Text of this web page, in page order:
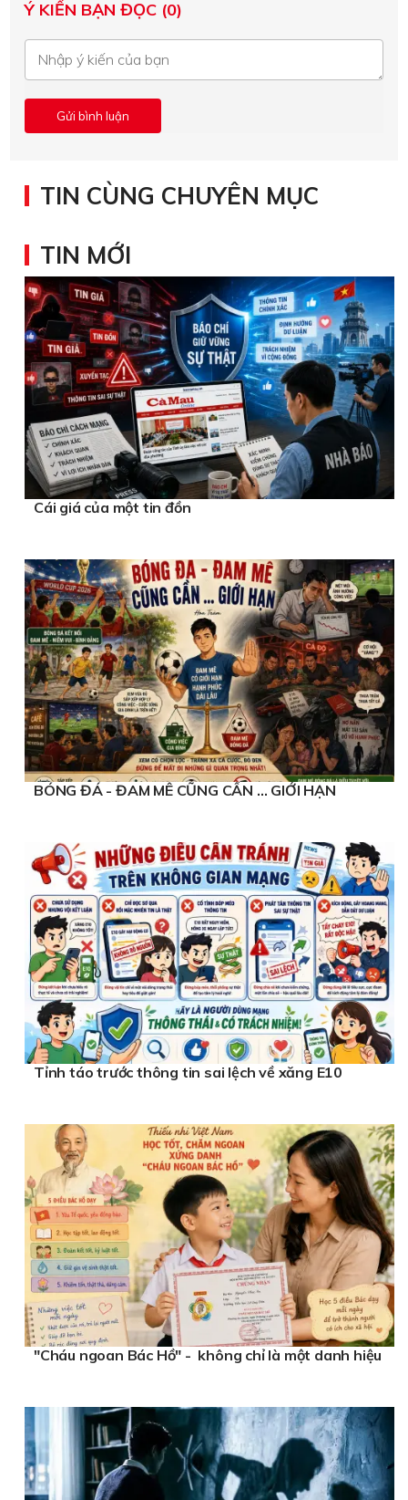
Ý KIẾN BẠN ĐỌC (0)
TIN CÙNG CHUYÊN MỤC
TIN MỚI
Cái giá của một tin đồn
BÓNG ĐÁ - ĐAM MÊ CŨNG CẦN … GIỚI HẠN
Tỉnh táo trước thông tin sai lệch về xăng E10
"Cháu ngoan Bác Hồ" - không chỉ là một danh hiệu